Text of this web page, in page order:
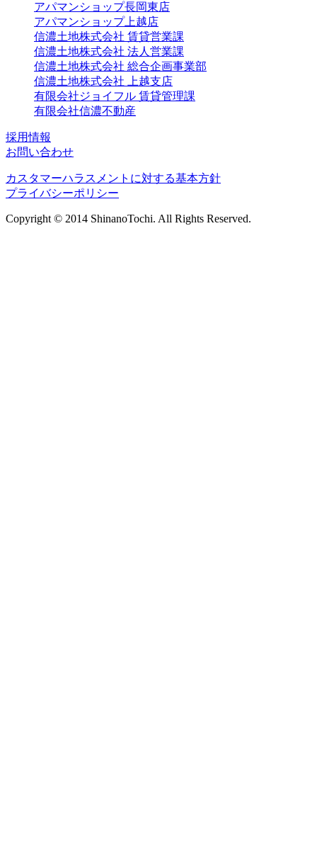
アパマンショップ長岡東店
アパマンショップ上越店
信濃土地株式会社 賃貸営業課
信濃土地株式会社 法人営業課
信濃土地株式会社 総合企画事業部
信濃土地株式会社 上越支店
有限会社ジョイフル 賃貸管理課
有限会社信濃不動産
採用情報
お問い合わせ
カスタマーハラスメントに対する基本方針
プライバシーポリシー
Copyright © 2014 ShinanoTochi. All Rights Reserved.